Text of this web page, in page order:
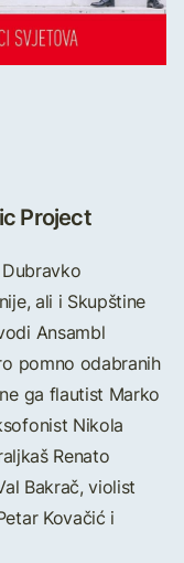
Project
ali i Skupštine
Ansambl
pomno odabranih
ga flautist Marko
Nikola
Renato
Bakrač, violist
Kovačić i